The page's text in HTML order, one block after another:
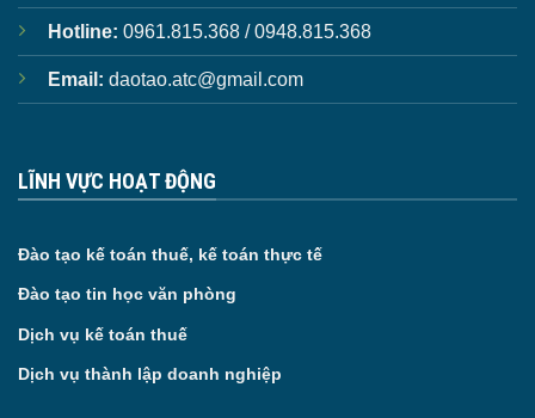
Hotline: 0961.815.368 / 0948.815.368
Email: daotao.atc@gmail.com
LĨNH VỰC HOẠT ĐỘNG
Đào tạo kế toán thuế, kế toán thực tế
Đào tạo tin học văn phòng
Dịch vụ kế toán thuế
Dịch vụ thành lập doanh nghiệp